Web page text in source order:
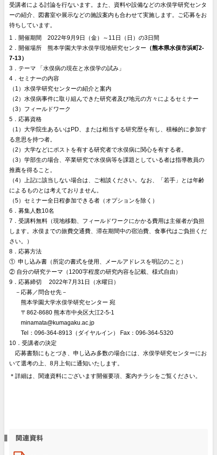
受講者による討論を行ないます。また、資料や設備などの水俣学研究センタ
ーの紹介、図書室や展示などの施設案内も合わせて実施します。ご応募をお
待ちしています。
1．開催期間 2022年9月9日（金）～11日（日）の3日間
2．開催場所 熊本学園大学水俣学現地研究センター （熊本県水俣市浜町2-
7-13）
3．テーマ 「水俣病の現在と水俣学の試み」
4．セミナーの内容
（1）水俣学研究センターの紹介と案内
（2）水俣病事件に取り組んできた研究者及び地元の方々によるセミナー
（3）フィールドワーク
5．応募資格
（1）大学院生あるいはPD、または相当する研究歴を有し、積極的に参加す
る意思を持つ者。
（2）大学などにポストを有する研究者で水俣病に関心を有する者。
（3）学部生の場合、卒業研究で水俣病等を課題としている者は指導教員の
推薦を得ること。
（4）上記に該当しない場合は、ご相談ください。なお、「若手」とは年齢
によるものとは考えておりません。
（5）セミナー全日程参加できる者（オプションを除く）
6．募集人数10名
7．受講料無料（現地移動、フィールドワークにかかる費用は主催者が負担
します。水俣までの旅費交通費、滞在期間中の宿泊費、食事代はご負担くだ
さい。）
8．応募方法
① 申し込み書（所定の書式を使用、メールアドレスを明記のこと）
② 自分の研究テーマ（1200字程度の研究内容を記載、様式自由）
9．応募締切 2022年7月31日（水曜日）
－応募／問合せ先－
熊本学園大学水俣学研究センター 宛
〒862-8680 熊本市中央区大江2-5-1
minamata@kumagaku.ac.jp
Tel：096-364-8913（ダイヤルイン） Fax：096-364-5320
10．受講者の決定
応募書類にもとづき、申し込み多数の場合には、水俣学研究センターにお
いて選考の上、8月上旬に通知いたします。
＊詳細は、関連資料にございます開催要項、案内チラシをご覧ください。